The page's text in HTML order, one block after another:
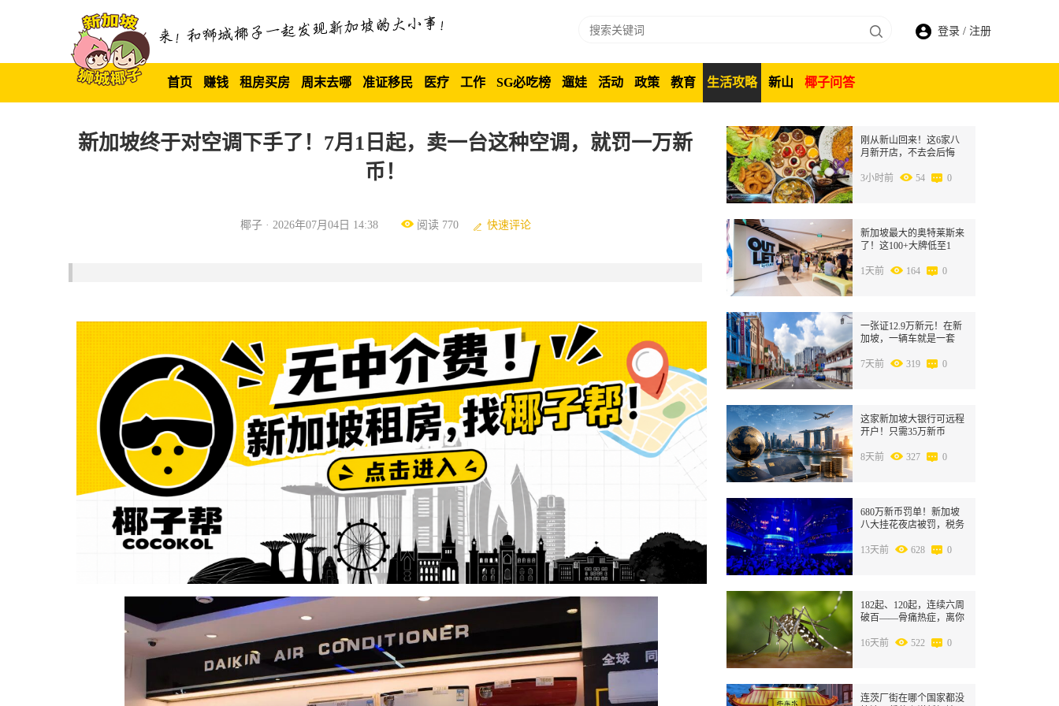
登录 / 注册
首页 赚钱 租房买房 周末去哪 准证移民 医疗 工作 SG必吃榜 遛娃 活动 政策 教育 生活攻略 新山 椰子问答
新加坡终于对空调下手了！7月1日起，卖一台这种空调，就罚一万新
币！
椰子 · 2026年07月04日 14:38 阅读 770 快速评论
1
刚从新山回来！这6家八
月新开店，不去会后悔
3小时前 54 0
2
新加坡最大的奥特莱斯来
了！这100+大牌低至1
1天前
164 0
3
一张证12.9万新元！在新
加坡，一辆车就是一套
7天前
319 0
4
这家新加坡大银行可远程
开户！只需35万新币
8天前 327 0
5
680万新币罚单！新加坡
八大挂花夜店被罚，税务
13天前
628 0
6
182起、120起，连续六周
破百——骨痛热症，离你
16天前
522 0
7
连茨厂街在哪个国家都没